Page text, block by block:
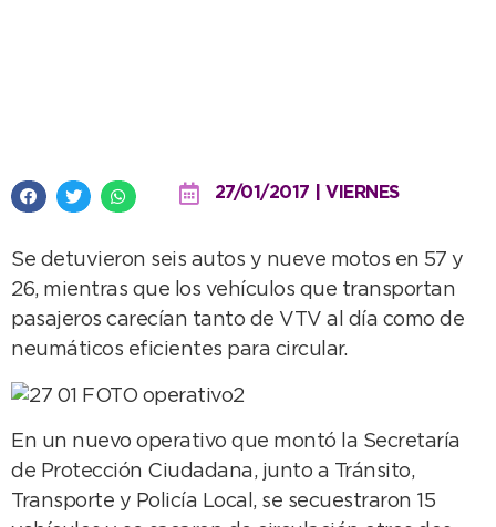
27/01/2017 | VIERNES
Se detuvieron seis autos y nueve motos en 57 y
26, mientras que los vehículos que transportan
pasajeros carecían tanto de VTV al día como de
neumáticos eficientes para circular.
En un nuevo operativo que montó la Secretaría
de Protección Ciudadana, junto a Tránsito,
Transporte y Policía Local, se secuestraron 15